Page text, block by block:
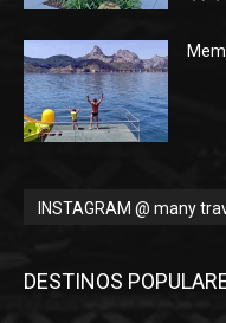
INSTAGRAM @ many
DESTINOS